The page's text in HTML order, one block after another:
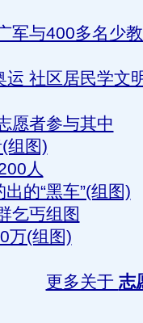
军与400多名少
运 社区居民学文
愿者参与其中
组图)
人
的“黑车”(组图)
乞丐组图
万(组图)
更多关于 志